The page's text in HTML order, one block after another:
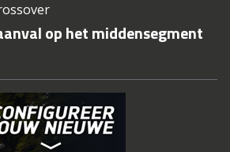
op het middensegment